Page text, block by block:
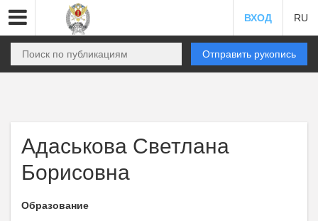
ВХОД RU
Отправить рукопись
Адаськова Светлана
Борисовна
Образование